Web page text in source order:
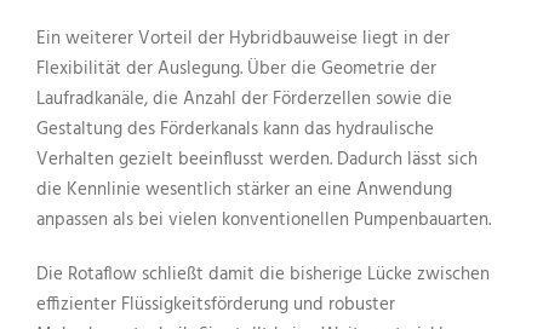
Ein weiterer Vorteil der Hybridbauweise liegt in der
Flexibilität der Auslegung. Über die Geometrie der
Laufradkanäle, die Anzahl der Förderzellen sowie die
Gestaltung des Förderkanals kann das hydraulische
Verhalten gezielt beeinflusst werden. Dadurch lässt sich
die Kennlinie wesentlich stärker an eine Anwendung
anpassen als bei vielen konventionellen Pumpenbauarten.
Die Rotaflow schließt damit die bisherige Lücke zwischen
effizienter Flüssigkeitsförderung und robuster